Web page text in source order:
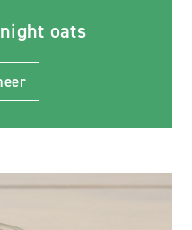
oats